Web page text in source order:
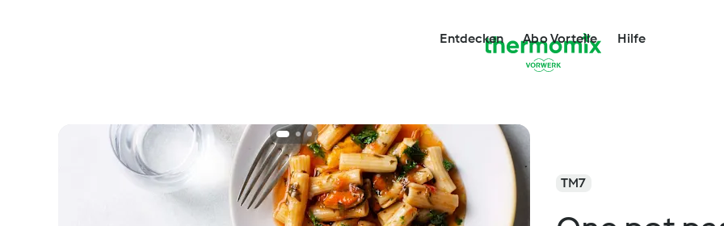
Entdecken Abo Vorteile Hilfe
TM7